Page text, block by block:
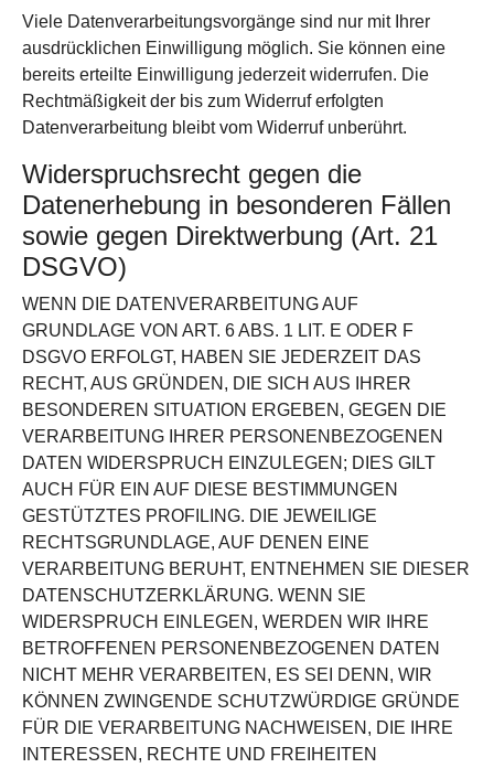
Viele Datenverarbeitungsvorgänge sind nur mit Ihrer
ausdrücklichen Einwilligung möglich. Sie können eine
bereits erteilte Einwilligung jederzeit widerrufen. Die
Rechtmäßigkeit der bis zum Widerruf erfolgten
Datenverarbeitung bleibt vom Widerruf unberührt.
Widerspruchsrecht gegen die
Datenerhebung in besonderen Fällen
sowie gegen Direktwerbung (Art. 21
DSGVO)
WENN DIE DATENVERARBEITUNG AUF
GRUNDLAGE VON ART. 6 ABS. 1 LIT. E ODER F
DSGVO ERFOLGT, HABEN SIE JEDERZEIT DAS
RECHT, AUS GRÜNDEN, DIE SICH AUS IHRER
BESONDEREN SITUATION ERGEBEN, GEGEN DIE
VERARBEITUNG IHRER PERSONENBEZOGENEN
DATEN WIDERSPRUCH EINZULEGEN; DIES GILT
AUCH FÜR EIN AUF DIESE BESTIMMUNGEN
GESTÜTZTES PROFILING. DIE JEWEILIGE
RECHTSGRUNDLAGE, AUF DENEN EINE
VERARBEITUNG BERUHT, ENTNEHMEN SIE DIESER
DATENSCHUTZERKLÄRUNG. WENN SIE
WIDERSPRUCH EINLEGEN, WERDEN WIR IHRE
BETROFFENEN PERSONENBEZOGENEN DATEN
NICHT MEHR VERARBEITEN, ES SEI DENN, WIR
KÖNNEN ZWINGENDE SCHUTZWÜRDIGE GRÜNDE
FÜR DIE VERARBEITUNG NACHWEISEN, DIE IHRE
INTERESSEN, RECHTE UND FREIHEITEN